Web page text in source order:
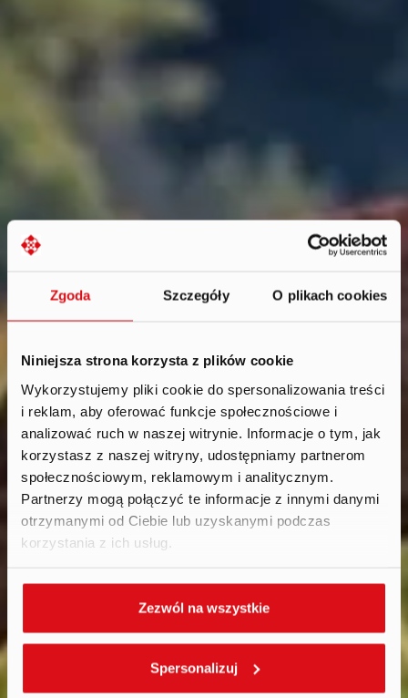
Zgoda Szczegóły O plikach cookies
Niniejsza strona korzysta z plików cookie
Wykorzystujemy pliki cookie do spersonalizowania treści
i reklam, aby oferować funkcje społecznościowe i
analizować ruch w naszej witrynie. Informacje o tym, jak
korzystasz z naszej witryny, udostępniamy partnerom
społecznościowym, reklamowym i analitycznym.
Partnerzy mogą połączyć te informacje z innymi danymi
otrzymanymi od Ciebie lub uzyskanymi podczas
korzystania z ich usług.
Zezwól na wszystkie
Spersonalizuj
Aktualności.
2026